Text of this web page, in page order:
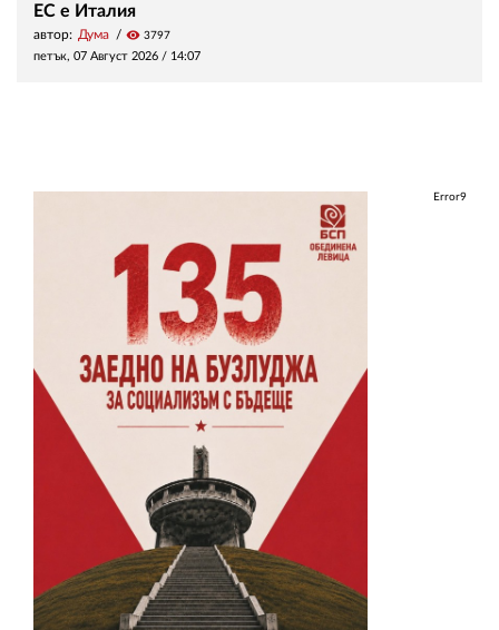
ЕС е Италия
автор: Дума visibility 3797
петък, 07 Август 2026 / 14:07
Error9